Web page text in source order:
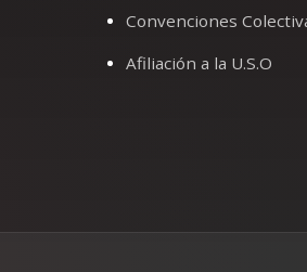
Convenciones
Afiliación a la U.S.O